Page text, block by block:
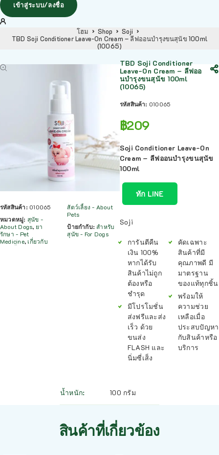
เข้าสู่ระบบ/ลงชื่อ
โฮม Shop
Soji
TBD Soji Conditioner Leave-On Cream – ลีฟออนบำรุงขนสุนัข 100ml
(10065)
รหัสสินค้า: 010065
หมวดหมู่: สุนัข -
About Dogs, ยา
รักษา - Pet
Medicine, เกี่ยวกับ
สัตว์เลี้ยง - About
Pets
ป้ายกำกับ:สำหรับ
สุนัข - For Dogs
TBD Soji Conditioner
Leave-On Cream – ลีฟออ
นบำรุงขนสุนัข 100ml
(10065)
รหัสสินค้า: 010065
฿209
Soji Conditioner Leave-On
Cream – ลีฟออนบำรุงขนสุนัข
100ml
ทัก LINE
Soji
การันตีคืน
เงิน 100%
หากได้รับ
สินค้าไม่ถูก
ต้องหรือ
ชำรุด
มีโปรโมชั่น
ส่งฟรีและส่ง
เร็ว ด้วย
ขนส่ง
FLASH และ
นิ่มซี่เส็ง
คัดเฉพาะ
สินค้าที่มี
คุณภาพดี มี
มาตรฐาน
ของแท้ทุกชิ้น
พร้อมให้
ความช่วย
เหลือเมื่อ
ประสบปัญหา
กับสินค้าหรือ
บริการ
น้ำหนัก 100 กรัม
สินค้าที่เกี่ยวข้อง